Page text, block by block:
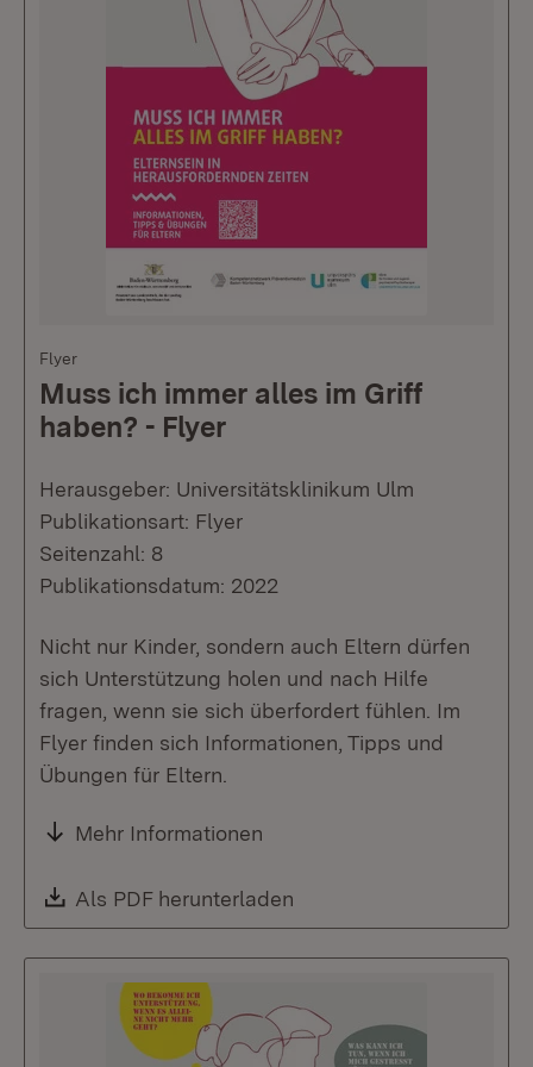
Flyer
Muss ich immer alles im Griff
haben? - Flyer
Herausgeber: Universitätsklinikum Ulm
Publikationsart: Flyer
Seitenzahl: 8
Publikationsdatum: 2022
Nicht nur Kinder, sondern auch Eltern dürfen
sich Unterstützung holen und nach Hilfe
fragen, wenn sie sich überfordert fühlen. Im
Flyer finden sich Informationen, Tipps und
Übungen für Eltern.
Mehr Informationen
Download:
Als PDF herunterladen